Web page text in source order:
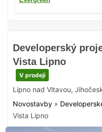
Developerský
Vista Lipno
V prodeji
Lipno nad Vltavou,
Novostavby »
Vista Lipno